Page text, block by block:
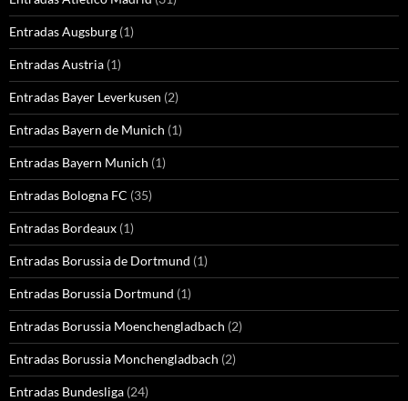
Entradas Augsburg (1)
Entradas Austria (1)
Entradas Bayer Leverkusen (2)
Entradas Bayern de Munich (1)
Entradas Bayern Munich (1)
Entradas Bologna FC (35)
Entradas Bordeaux (1)
Entradas Borussia de Dortmund (1)
Entradas Borussia Dortmund (1)
Entradas Borussia Moenchengladbach (2)
Entradas Borussia Monchengladbach (2)
Entradas Bundesliga (24)